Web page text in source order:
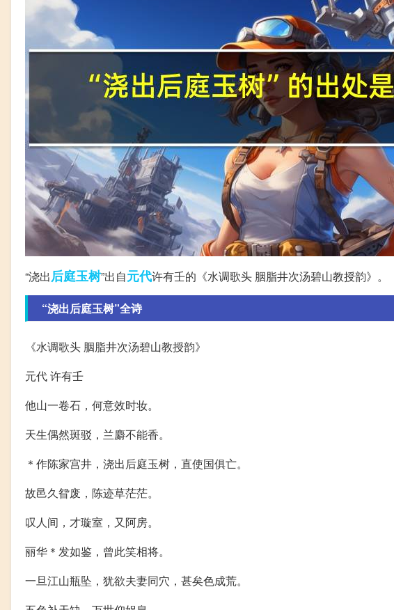
“浇出后庭玉树”出自元代许有壬的《水调歌头 胭脂井次汤碧山教授韵》。
“浇出后庭玉树”全诗
《水调歌头 胭脂井次汤碧山教授韵》
元代 许有壬
他山一卷石，何意效时妆。
天生偶然斑驳，兰麝不能香。
＊作陈家宫井，浇出后庭玉树，直使国俱亡。
故邑久眢废，陈迹草茫茫。
叹人间，才璇室，又阿房。
丽华＊发如鉴，曾此笑相将。
一旦江山瓶坠，犹欲夫妻同穴，甚矣色成荒。